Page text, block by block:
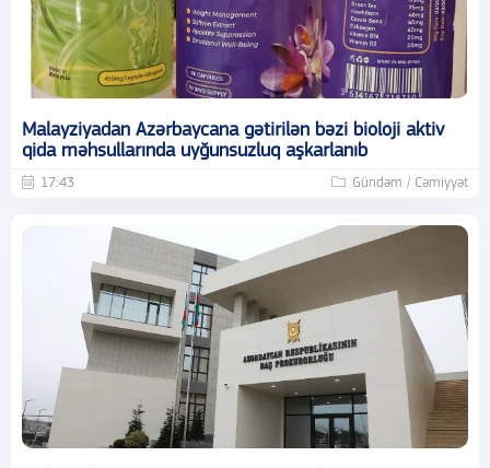
Malayziyadan Azərbaycana gətirilən bəzi bioloji aktiv
qida məhsullarında uyğunsuzluq aşkarlanıb
17:43 Gündəm / Cəmiyyət